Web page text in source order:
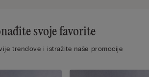
svoje favorite
trendove i istražite naše promocije